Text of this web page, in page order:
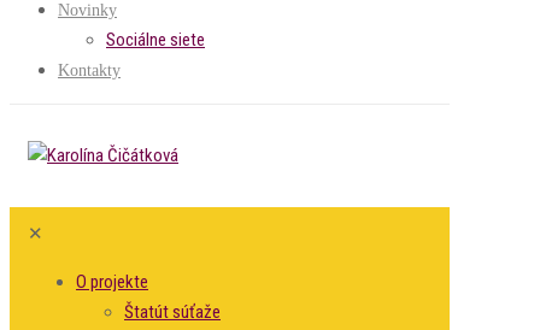
Novinky
Sociálne siete
Kontakty
✕
O projekte
Štatút súťaže